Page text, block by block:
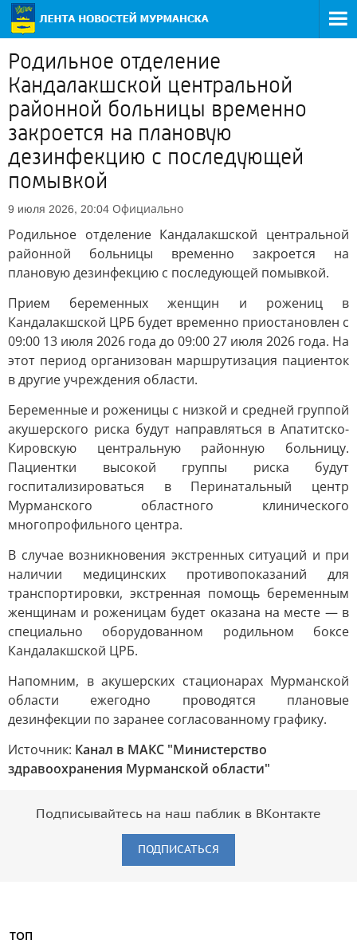
Родильное отделение
Кандалакшской центральной
районной больницы временно
закроется на плановую
дезинфекцию с последующей
помывкой
9 июля 2026, 20:04 Официально
Родильное отделение Кандалакшской центральной
районной больницы временно закроется на
плановую дезинфекцию с последующей помывкой.
Прием беременных женщин и рожениц в
Кандалакшской ЦРБ будет временно приостановлен с
09:00 13 июля 2026 года до 09:00 27 июля 2026 года. На
этот период организован маршрутизация пациенток
в другие учреждения области.
Беременные и роженицы с низкой и средней группой
акушерского риска будут направляться в Апатитско-
Кировскую центральную районную больницу.
Пациентки высокой группы риска будут
госпитализироваться в Перинатальный центр
Мурманского областного клинического
многопрофильного центра.
В случае возникновения экстренных ситуаций и при
наличии медицинских противопоказаний для
транспортировки, экстренная помощь беременным
женщинам и роженицам будет оказана на месте — в
специально оборудованном родильном боксе
Кандалакшской ЦРБ.
Напомним, в акушерских стационарах Мурманской
области ежегодно проводятся плановые
дезинфекции по заранее согласованному графику.
Источник: Канал в МАКС "Министерство
здравоохранения Мурманской области"
Подписывайтесь на наш паблик в ВКонтакте
ПОДПИСАТЬСЯ
ТОП